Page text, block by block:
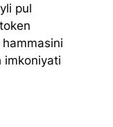
pul
imkoniyati